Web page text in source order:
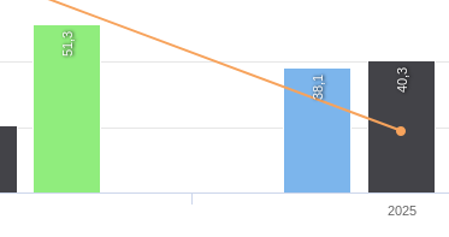
38,1 40,3
51,3
2025